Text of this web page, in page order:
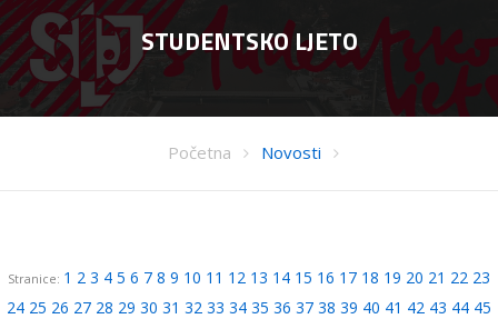
STUDENTSKO LJETO
Početna Novosti
Stranice: 1 2 3 4 5 6 7 8 9 10 11 12 13 14 15 16 17 18 19 20 21 22 23
24 25 26 27 28 29 30 31 32 33 34 35 36 37 38 39 40 41 42 43 44 45